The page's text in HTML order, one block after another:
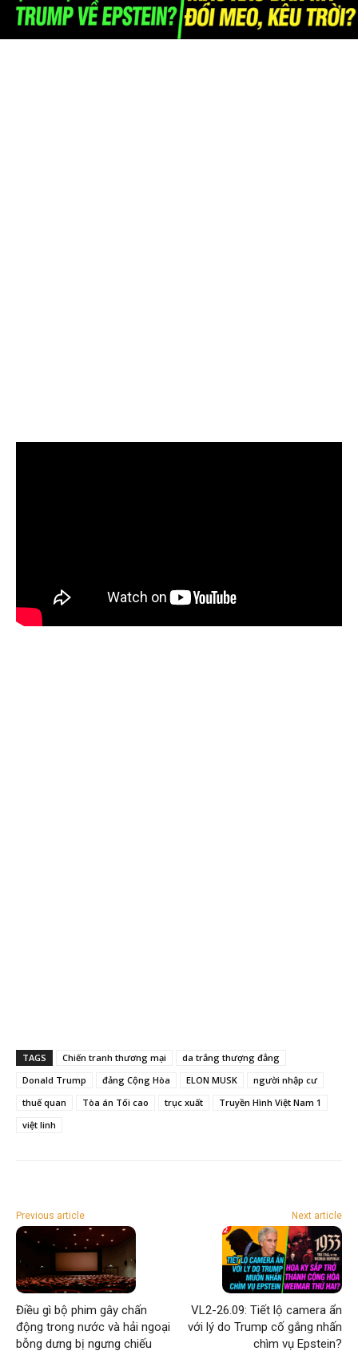
TAGS Chiến tranh thương mại
da trắng thượng đẳng
Donald Trump
đảng Cộng Hòa ELON MUSK
người nhập cư
thuế quan
Tòa án Tối cao trục xuất
Truyền Hình Việt Nam 1
việt linh
Previous article
Điều gì bộ phim gây chấn
động trong nước và hải ngoại
bỗng dưng bị ngưng chiếu
Next article
VL2-26.09: Tiết lộ camera ẩn
với lý do Trump cố gắng nhấn
chìm vụ Epstein?